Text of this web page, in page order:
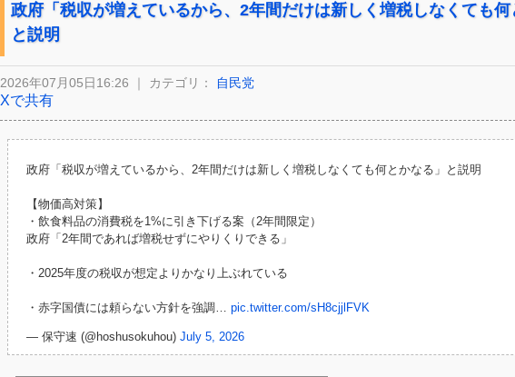
政府「税収が増えているから、2年間だけは新しく増税しなくても何
と説明
2026年07月05日16:26 ｜ カテゴリ： 自民党
Xで共有
政府「税収が増えているから、2年間だけは新しく増税しなくても何とかなる」と説明
【物価高対策】
・飲食料品の消費税を1%に引き下げる案（2年間限定）
政府「2年間であれば増税せずにやりくりできる」
・2025年度の税収が想定よりかなり上ぶれている
・赤字国債には頼らない方針を強調… pic.twitter.com/sH8cjjlFVK
— 保守速 (@hoshusokuhou) July 5, 2026